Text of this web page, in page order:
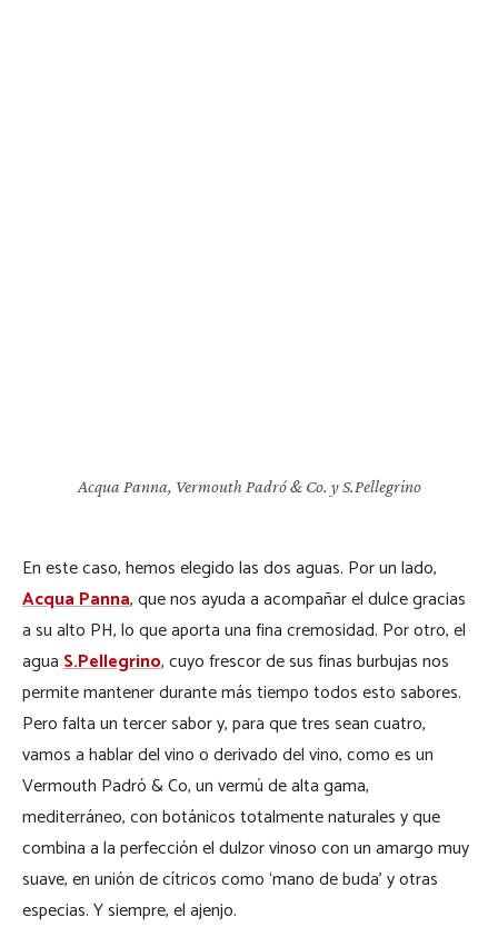
Acqua Panna, Vermouth Padró & Co. y S.Pellegrino
En este caso, hemos elegido las dos aguas. Por un lado,
Acqua Panna, que nos ayuda a acompañar el dulce gracias
a su alto PH, lo que aporta una fina cremosidad. Por otro, el
aguaS.Pellegrino, cuyo frescor de sus finas burbujas nos
permite mantener durante más tiempo todos esto sabores.
Pero falta un tercer sabor y, para que tres sean cuatro,
vamos a hablar del vino o derivado del vino, como es un
Vermouth Padró & Co, un vermú de alta gama,
mediterráneo, con botánicos totalmente naturales y que
combina a la perfección el dulzor vinoso con un amargo muy
suave, en unión de cítricos como ‘mano de buda’ y otras
especias. Y siempre, el ajenjo.